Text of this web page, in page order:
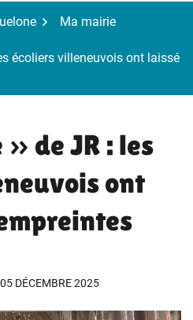
Ma mairie
écoliers villeneuvois ont laissé
de JR : les
ont
DÉCEMBRE 2025